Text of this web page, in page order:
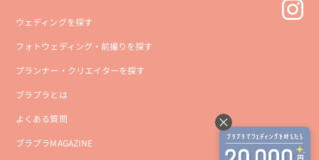
ウェディングを探す
フォトウェディング・前撮りを探す
プランナー・クリエイターを探す
ブラプラとは
よくある質問
ブラプラMAGAZINE